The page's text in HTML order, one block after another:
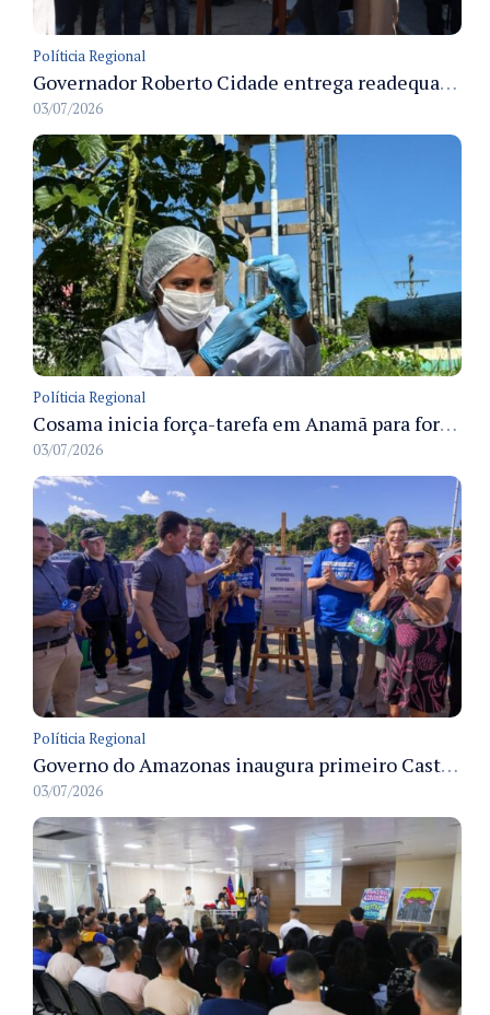
Políticia Regional
Governador Roberto Cidade entrega readequação do ambulatório da FCecon e amplia capacidade de atendimento oncológico em Manaus
03/07/2026
Políticia Regional
Cosama inicia força-tarefa em Anamã para fortalecer abastecimento de água e segurança hídrica da população
03/07/2026
Políticia Regional
Governo do Amazonas inaugura primeiro Castramóvel Fluvial para atendimento veterinário às comunidades ribeirinhas e castração gratuita
03/07/2026